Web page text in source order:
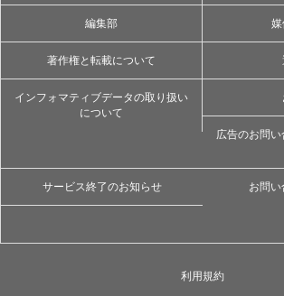
編集部
著作権と転載について
インフォマティブデータの取り扱い
について
広告のお問
サービス終了のお知らせ お問い
利用規約